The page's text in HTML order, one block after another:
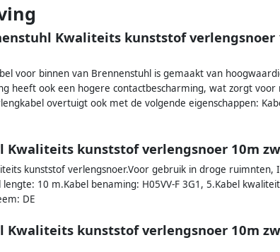
Kwaliteits kunststof verlengsnoer
voor binnen van Brennenstuhl is gemaakt van
heeft ook een hogere contactbescharming, wat zorgt
overtuigt ook met de volgende eigenschappen:
Kwaliteits kunststof verlengsnoer 10m
kunststof verlengsnoer.Voor gebruik in droge ruimnten,
10 m.Kabel benaming: H05VV-F 3G1, 5.Kabel
DE
Kwaliteits kunststof verlengsnoer 10m